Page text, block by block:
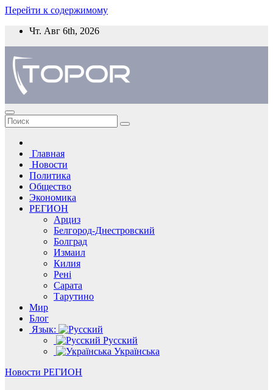
Перейти к содержимому
Чт. Авг 6th, 2026
Главная
Новости
Политика
Общество
Экономика
РЕГИОН
Арциз
Белгород-Днестровский
Болград
Измаил
Килия
Рені
Сарата
Тарутино
Мир
Блог
Язык:
Русский
Українська
Новости РЕГИОН